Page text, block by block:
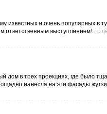
известных и очень популярных в
ответственным выступлением!..
дом в трех проекциях, где было
нанесла на эти фасады